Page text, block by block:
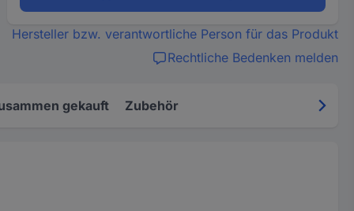
Hersteller bzw. verantwortliche Person für das Produkt
Rechtliche Bedenken melden
gekauft Zubehör